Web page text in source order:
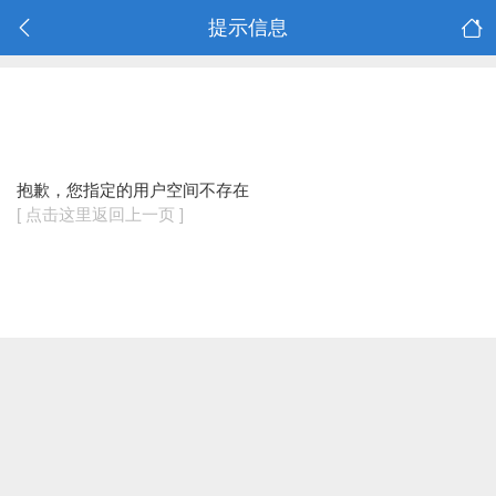
提示信息
抱歉，您指定的用户空间不存在
[ 点击这里返回上一页 ]